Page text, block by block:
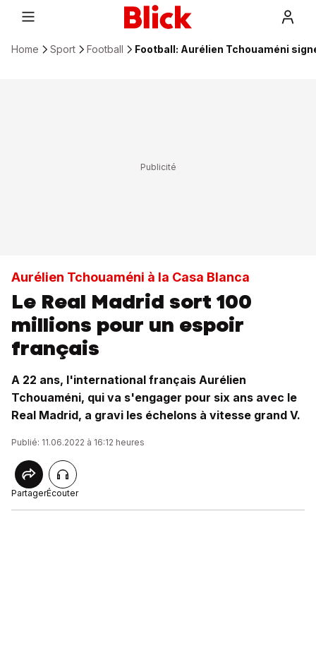
Home Sport Football Football: Aurélien Tchouaméni
Aurélien Tchouaméni à la Casa Blanca
Le Real Madrid sort 100
millions pour un espoir
français
A 22 ans, l'international français Aurélien
Tchouaméni, qui va s'engager pour six ans avec le
Real Madrid, a gravi les échelons à vitesse grand V.
Publié: 11.06.2022 à 16:12 heures
PartagerÉcouter